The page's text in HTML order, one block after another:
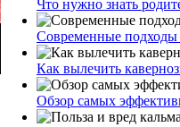
Что нужно знать
Современные подходы
Как вылечить
Обзор самых